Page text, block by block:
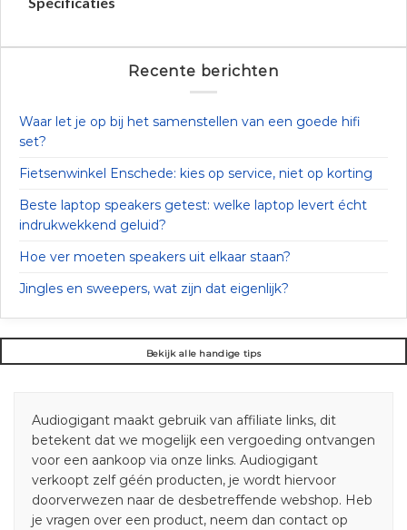
Recente berichten
Waar let je op bij het samenstellen van een goede hifi
set?
Fietsenwinkel Enschede: kies op service, niet op korting
Beste laptop speakers getest: welke laptop levert écht
indrukwekkend geluid?
Hoe ver moeten speakers uit elkaar staan?
Jingles en sweepers, wat zijn dat eigenlijk?
Bekijk alle handige tips
Audiogigant maakt gebruik van affiliate links, dit
betekent dat we mogelijk een vergoeding ontvangen
voor een aankoop via onze links. Audiogigant
verkoopt zelf géén producten, je wordt hiervoor
doorverwezen naar de desbetreffende webshop. Heb
je vragen over een product, neem dan contact op